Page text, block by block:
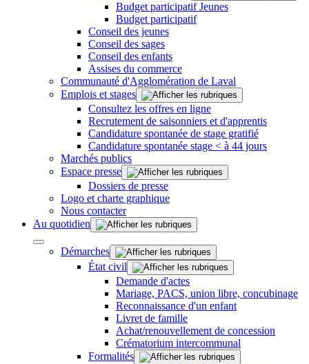
Budget participatif Jeunes
Budget participatif
Conseil des jeunes
Conseil des sages
Conseil des enfants
Assises du commerce
Communauté d'Agglomération de Laval
Emplois et stages
Consultez les offres en ligne
Recrutement de saisonniers et d'apprentis
Candidature spontanée de stage gratifié
Candidature spontanée stage < à 44 jours
Marchés publics
Espace presse
Dossiers de presse
Logo et charte graphique
Nous contacter
Au quotidien
Démarches
État civil
Demande d'actes
Mariage, PACS, union libre, concubinage
Reconnaissance d'un enfant
Livret de famille
Achat/renouvellement de concession
Crématorium intercommunal
Formalités